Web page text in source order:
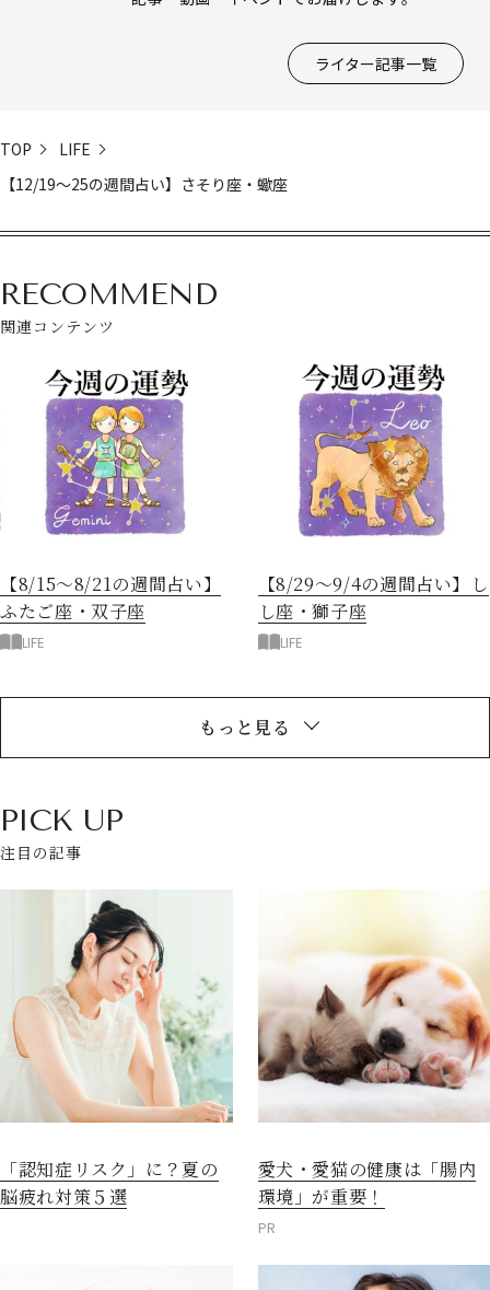
ライター記事一覧
TOP
LIFE
【12/19～25の週間占い】さそり座・蠍座
RECOMMEND
関連コンテンツ
【8/15～8/21の週間占い】
ふたご座・双子座
LIFE
【8/29～9/4の週間占い】し
し座・獅子座
LIFE
もっと見る
PICK UP
注目の記事
「認知症リスク」に？夏の
脳疲れ対策５選
愛犬・愛猫の健康は「腸内
環境」が重要！
PR